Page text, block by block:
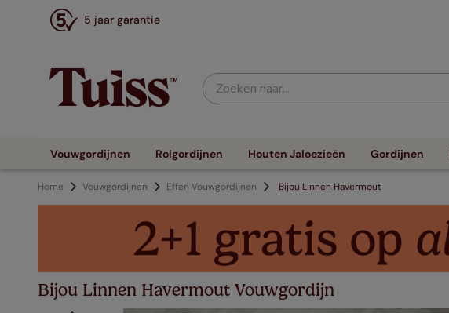
5 jaar garantie
Zoeken naar...
Vouwgordijnen Rolgordijnen Houten Jaloezieën Gordijnen
Home Vouwgordijnen Effen Vouwgordijnen Bijou Linnen Havermout
Bijou Linnen Havermout Vouwgordijn